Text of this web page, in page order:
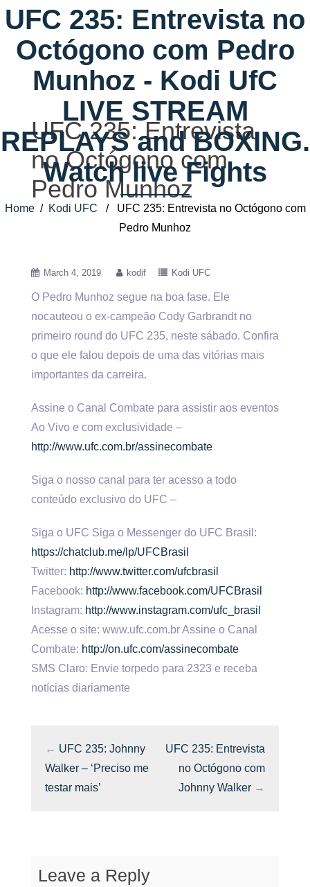
UFC 235: Entrevista no
Octógono com Pedro
Munhoz - Kodi UfC
LIVE STREAM
REPLAYS and BOXING.
Watch live Fights
Home/ Kodi UFC / UFC 235: Entrevista no Octógono com
Pedro Munhoz
UFC 235: Entrevista
no Octógono com
Pedro Munhoz
March 4, 2019 kodif Kodi UFC
O Pedro Munhoz segue na boa fase. Ele
nocauteou o ex-campeão Cody Garbrandt no
primeiro round do UFC 235, neste sábado. Confira
o que ele falou depois de uma das vitórias mais
importantes da carreira.
Assine o Canal Combate para assistir aos eventos
Ao Vivo e com exclusividade –
http://www.ufc.com.br/assinecombate
Siga o nosso canal para ter acesso a todo
conteúdo exclusivo do UFC –
Siga o UFC Siga o Messenger do UFC Brasil:
https://chatclub.me/lp/UFCBrasil
Twitter: http://www.twitter.com/ufcbrasil
Facebook: http://www.facebook.com/UFCBrasil
Instagram: http://www.instagram.com/ufc_brasil
Acesse o site: www.ufc.com.br Assine o Canal
Combate: http://on.ufc.com/assinecombate
SMS Claro: Envie torpedo para 2323 e receba
notícias diariamente
← UFC 235: Johnny
Walker – ‘Preciso me
testar mais’
UFC 235: Entrevista
no Octógono com
Johnny Walker →
Leave a Reply